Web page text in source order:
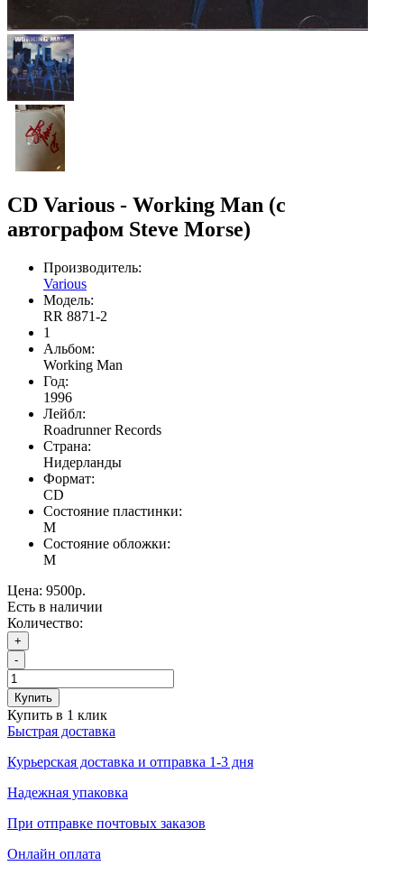
CD Various - Working Man (с
автографом Steve Morse)
Производитель:
Various
Модель:
RR 8871-2
1
Альбом:
Working Man
Год:
1996
Лейбл:
Roadrunner Records
Страна:
Нидерланды
Формат:
CD
Состояние пластинки:
M
Состояние обложки:
M
Цена: 9500р.
Есть в наличии
Количество:
+
-
Купить
Купить в 1 клик
Быстрая доставка
Курьерская доставка и отправка 1-3 дня
Надежная упаковка
При отправке почтовых заказов
Онлайн оплата